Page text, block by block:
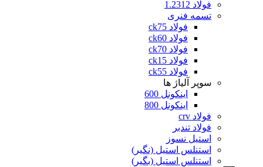
فولاد 1.2312
تسمه فنری
فولاد ck75
فولاد ck60
فولاد ck70
فولاد ck15
فولاد ck55
سوپر آلیاژ ها
اینکونل 600
اینکونل 800
فولاد crv
فولاد تندبر
استیل نسوز
استنلس استیل (نگیر)
استنلس استیل (بگیر)